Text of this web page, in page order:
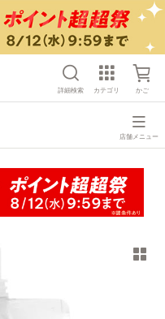
詳細検索 カテゴリ かご
店舗メニュー